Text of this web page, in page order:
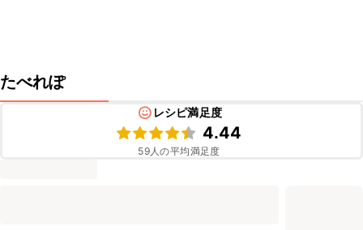
たべれぽ
レシピ満足度
4.44
59人の平均満足度